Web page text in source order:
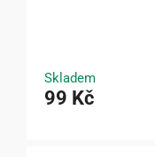
Skladem
99 Kč